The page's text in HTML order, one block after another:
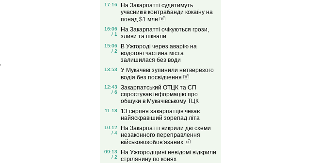
17:16
На Закарпатті судитимуть
учасників контрабанди кокаїну на
понад $1 млн
16:06
/ 1
На Закарпатті очікуються грози,
зливи та шквали
15:06
/ 2
В Ужгороді через аварію на
водогоні частина міста
залишилася без води
13:53
У Мукачеві зупинили нетверезого
водія без посвідчення
12:43
/ 6
Закарпатський ОТЦК та СП
спростував інформацію про
обшуки в Мукачівському ТЦК
11:18
13 серпня закарпатців чекає
найяскравіший зорепад літа
10:12
/ 4
На Закарпатті викрили дві схеми
незаконного переправлення
військовозобов’язаних
09:13
/ 2
На Ужгородщині невідомі відкрили
стрілянину по конях